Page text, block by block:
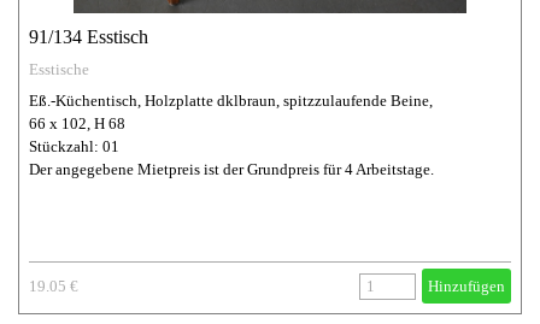
91/134 Esstisch
Esstische
Eß.-Küchentisch, Holzplatte dklbraun, spitzzulaufende Beine,
66 x 102, H 68
Stückzahl: 01
Der angegebene Mietpreis ist der Grundpreis für 4 Arbeitstage.
19.05 € Hinzufügen